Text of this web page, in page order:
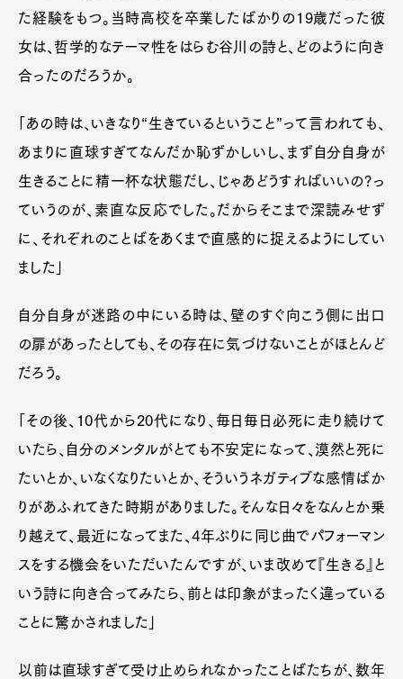
た経験をもつ。当時高校を卒業したばかりの19歳だった彼
女は、哲学的なテーマ性をはらむ谷川の詩と、どのように向き
合ったのだろうか。
「あの時は、いきなり“生きているということ”って言われても、
あまりに直球すぎてなんだか恥ずかしいし、まず自分自身が
生きることに精一杯な状態だし、じゃあどうすればいいの?っ
ていうのが、素直な反応でした。だからそこまで深読みせず
に、それぞれのことばをあくまで直感的に捉えるようにしてい
ました」
自分自身が迷路の中にいる時は、壁のすぐ向こう側に出口
の扉があったとしても、その存在に気づけないことがほとんど
だろう。
「その後、10代から20代になり、毎日毎日必死に走り続けて
いたら、自分のメンタルがとても不安定になって、漠然と死に
たいとか、いなくなりたいとか、そういうネガティブな感情ばか
りがあふれてきた時期がありました。そんな日々をなんとか乗
り越えて、最近になってまた、4年ぶりに同じ曲でパフォーマン
スをする機会をいただいたんですが、いま改めて『生きる』と
いう詩に向き合ってみたら、前とは印象がまったく違っている
ことに驚かされました」
以前は直球すぎて受け止められなかったことばたちが、数年